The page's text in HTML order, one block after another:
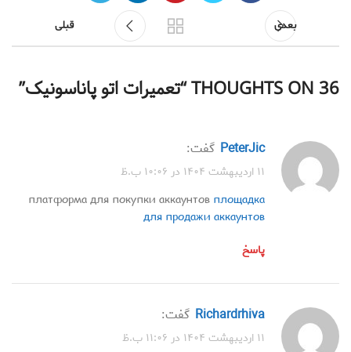
بعدی قبلی
36 THOUGHTS ON “ تعمیرات اتو پاناسونیک”
PeterJic گفت:
۱۱ اردیبهشت ۱۴۰۴ در ۱۰:۰۶ ب.ظ
платформа для покупки аккаунтов площадка
для продажи аккаунтов
پاسخ
Richardrhiva گفت:
۱۱ اردیبهشت ۱۴۰۴ در ۱۱:۰۶ ب.ظ